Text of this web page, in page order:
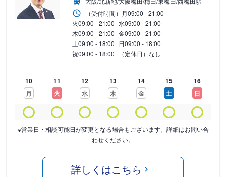
（受付時間） 月09:00 - 21:00
火09:00 - 21:00 水09:00 - 21:00
木09:00 - 21:00 金09:00 - 21:00
土09:00 - 18:00 日09:00 - 18:00
祝09:00 - 18:00 （定休日）なし
10
月
11
火
12
水
13
木
14
金
15
土
16
日
※営業日・相談可能日が変更となる場合もございます。詳細はお問い合
わせください。
詳しくはこちら